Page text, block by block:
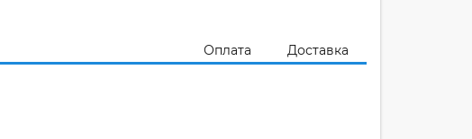
Оплата Доставка